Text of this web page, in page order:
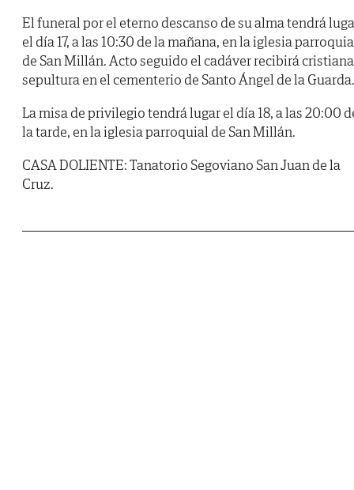
El funeral por el eterno descanso de su alma tendrá
el día 17, a las 10:30 de la mañana, en la iglesia
de San Millán. Acto seguido el cadáver recibirá cristiana
sepultura en el cementerio de Santo Ángel de la Guarda.
La misa de privilegio tendrá lugar el día 18, a las 20:00
la tarde, en la iglesia parroquial de San Millán.
CASA DOLIENTE: Tanatorio Segoviano San Juan de la
Cruz.